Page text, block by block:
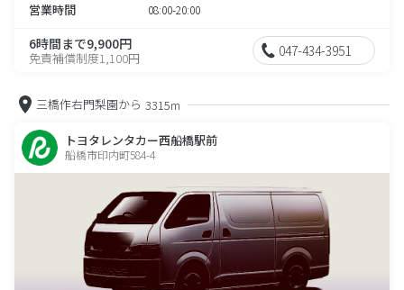
営業時間 08:00-20:00
6時間まで9,900円
免責補償制度1,100円 047-434-3951
三橋作右門梨園から 3315m
トヨタレンタカー西船橋駅前
船橋市印内町584-4